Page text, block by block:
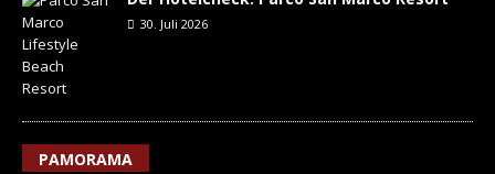
30. Juli 2026
PAMORAMA